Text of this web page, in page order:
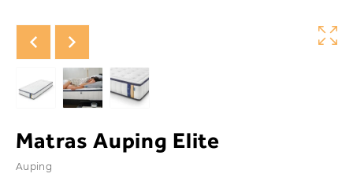
Matras Auping Elite
Auping